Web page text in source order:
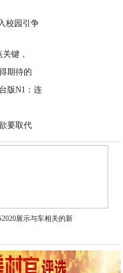
校园引争
键，
期待的
版N1：连
要取代
2020-03-22
展示与车相关的新